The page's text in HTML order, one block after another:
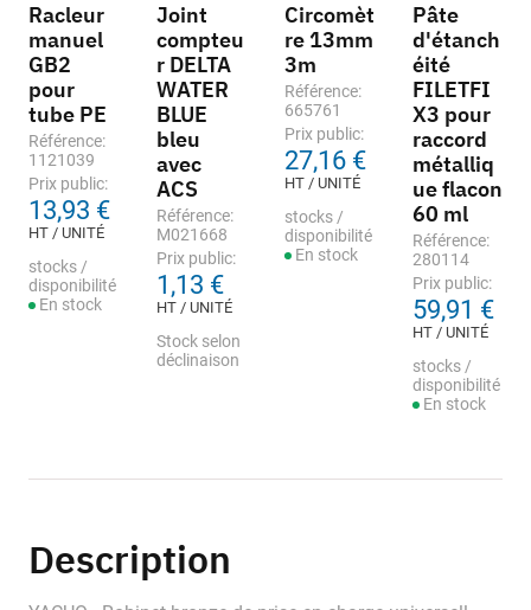
Racleur
manuel
GB2
pour
tube PE
Référence:
1121039
Prix public:
13,93 €
HT / UNITÉ
stocks /
disponibilité
En stock
Joint
compteu
r DELTA
WATER
BLUE
bleu
avec
ACS
Référence:
M021668
Prix public:
1,13 €
HT / UNITÉ
Stock selon
déclinaison
Circomèt
re 13mm
3m
Référence:
665761
Prix public:
27,16 €
HT / UNITÉ
stocks /
disponibilité
En stock
Pâte
d'étanch
éité
FILETFI
X3 pour
raccord
métalliq
ue flacon
60 ml
Référence:
280114
Prix public:
59,91 €
HT / UNITÉ
stocks /
disponibilité
En stock
Description